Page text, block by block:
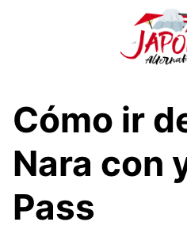
Cómo ir
Nara con
Pass